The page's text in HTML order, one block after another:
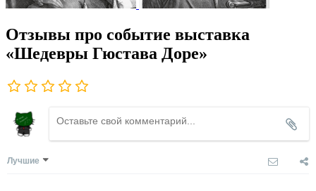
Отзывы про событие выставка
«Шедевры Гюстава Доре»
Лучшие